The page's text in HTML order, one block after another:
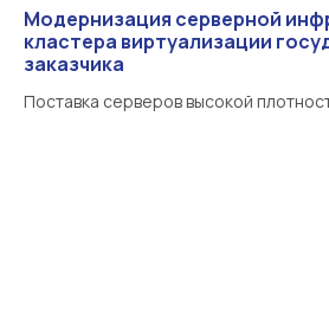
Модернизация серверной
кластера виртуализации
заказчика
Поставка серверов высокой